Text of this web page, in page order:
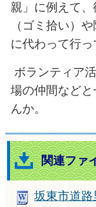
親」に例えて
（ゴミ拾い）
に代わって行っ
ボランティア
場の仲間など
んか。
関連ファ
坂東市道